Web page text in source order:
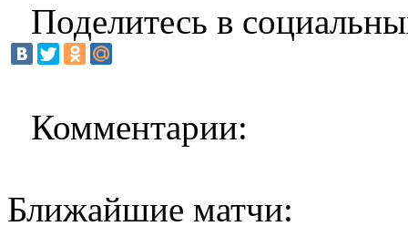
Поделитесь в
Комментарии:
Ближайшие матчи: